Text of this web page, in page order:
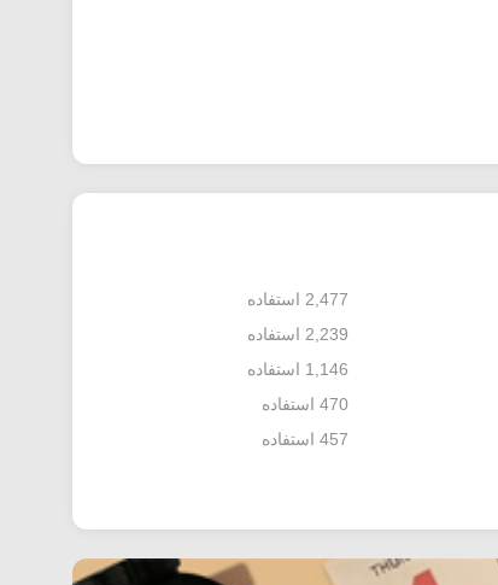
2,477 استفاده
2,239 استفاده
1,146 استفاده
470 استفاده
457 استفاده